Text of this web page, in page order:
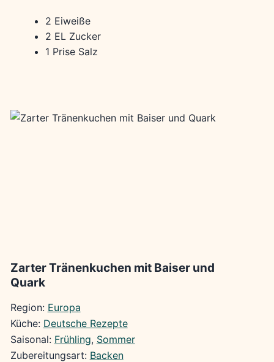
2 Eiweiße
2 EL Zucker
1 Prise Salz
Zarter Tränenkuchen mit Baiser und
Quark
Region: Europa
Küche: Deutsche Rezepte
Saisonal: Frühling, Sommer
Zubereitungsart: Backen